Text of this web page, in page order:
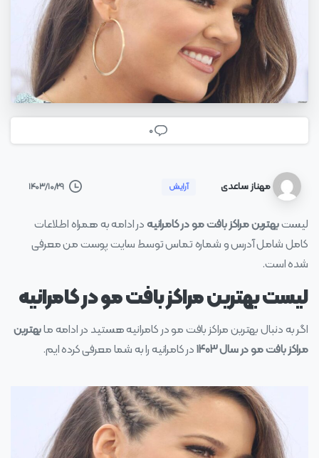
0
مهناز ساعدی آرایش ۱۴۰۳/۱۰/۲۹
لیستبهترین مراکز بافت مو در کامرانیهدر ادامه به همراه اطلاعات
کامل شامل آدرس و شماره تماس توسط سایت پوست من معرفی
شده است.
لیست بهترین مراکز بافت مو در کامرانیه
اگر به دنبال بهترین مراکز بافت مو در کامرانیه هستید در ادامه مابهترین
مراکز بافت مو در سال ۱۴۰۳
در کامرانیه را به شما معرفی کرده ایم.